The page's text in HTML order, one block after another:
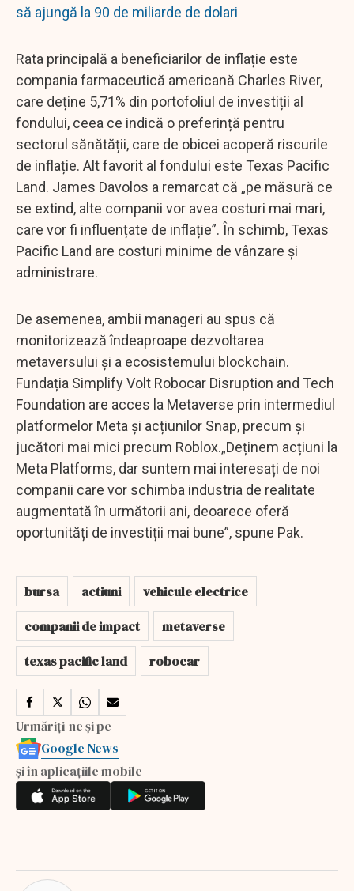
să ajungă la 90 de miliarde de dolari
Rata principală a beneficiarilor de inflație este
compania farmaceutică americană Charles River,
care deține 5,71% din portofoliul de investiții al
fondului, ceea ce indică o preferință pentru
sectorul sănătății, care de obicei acoperă riscurile
de inflație. Alt favorit al fondului este Texas Pacific
Land. James Davolos a remarcat că „pe măsură ce
se extind, alte companii vor avea costuri mai mari,
care vor fi influențate de inflație”. În schimb, Texas
Pacific Land are costuri minime de vânzare și
administrare.
De asemenea, ambii manageri au spus că
monitorizează îndeaproape dezvoltarea
metaversului și a ecosistemului blockchain.
Fundația Simplify Volt Robocar Disruption and Tech
Foundation are acces la Metaverse prin intermediul
platformelor Meta și acțiunilor Snap, precum și
jucători mai mici precum Roblox.„Deținem acțiuni la
Meta Platforms, dar suntem mai interesați de noi
companii care vor schimba industria de realitate
augmentată în următorii ani, deoarece oferă
oportunități de investiții mai bune”, spune Pak.
bursa actiuni
vehicule electrice
companii de impact
metaverse
texas pacific land
robocar
Urmăriți-ne și pe
Google News
și în aplicațiile mobile